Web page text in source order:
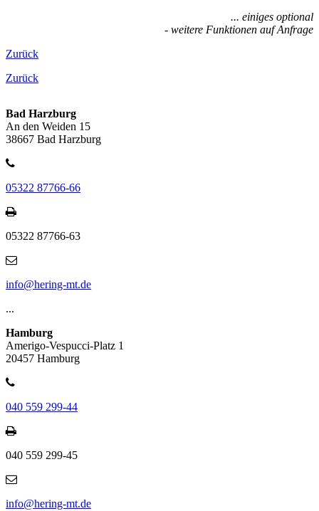
... einiges optional
- weitere Funktionen auf Anfrage
Zurück
Zurück
Bad Harzburg
An den Weiden 15
38667 Bad Harzburg
05322 87766-66
05322 87766-63
info@hering-mt.de
...
Hamburg
Amerigo-Vespucci-Platz 1
20457 Hamburg
040 559 299-44
040 559 299-45
info@hering-mt.de